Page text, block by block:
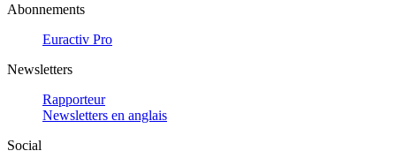
Abonnements
Euractiv Pro
Newsletters
Rapporteur
Newsletters en anglais
Social